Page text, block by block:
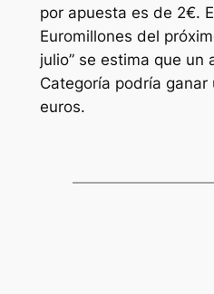
por apuesta es de 2€.
Euromillones del
julio” se estima que un
Categoría podría ganar
euros.